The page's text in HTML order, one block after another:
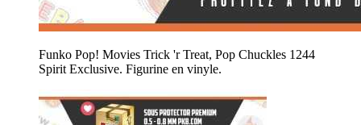
Funko Pop! Movies Trick 'r Treat, Pop Chuckles 1244
Spirit Exclusive. Figurine en vinyle.